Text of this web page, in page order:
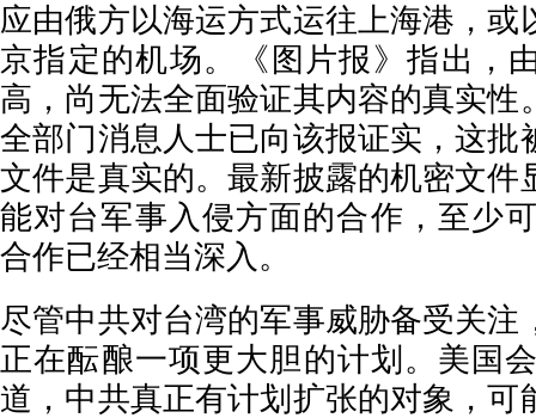
应由俄方以海运方式运往上海港，或
京指定的机场。《图片报》指出，
高，尚无法全面验证其内容的真实性
全部门消息人士已向该报证实，这批
文件是真实的。最新披露的机密文件
能对台军事入侵方面的合作，至少
合作已经相当深入。
尽管中共对台湾的军事威胁备受关注
正在酝酿一项更大胆的计划。美国
道，中共真正有计划扩张的对象，可